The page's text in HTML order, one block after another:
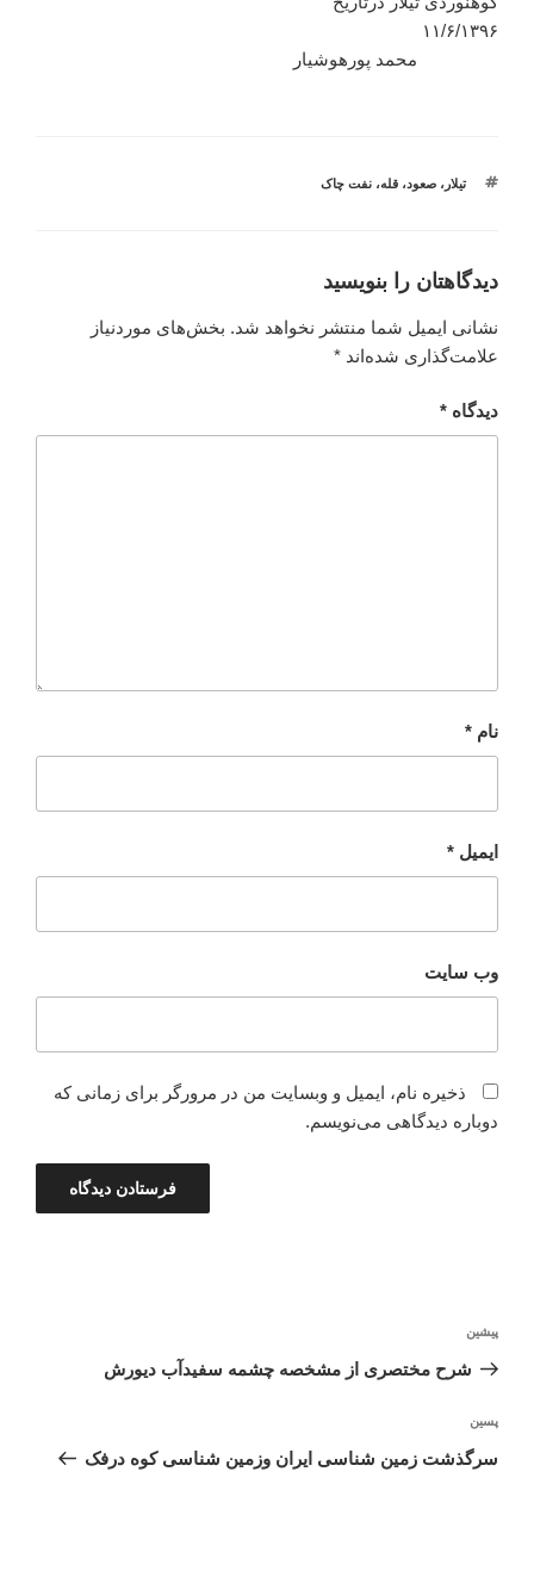
محمد پورهوشیار
برچسب‌ها
تیلار ،صعود،قله،نفت چاک
دیدگاهتان را بنویسید
نشانی ایمیل شما منتشر نخواهد شد. بخش‌های موردنیاز
علامت‌گذاری شده‌اند *
دیدگاه *
نام *
ایمیل *
وب‌ سایت
ذخیره نام، ایمیل و وبسایت من در مرورگر برای زمانی که
دوباره دیدگاهی می‌نویسم.
نوشته
قبلی
پیشین
شرح مختصری از مشخصه چشمه سفیدآب دیورش
نوشته‌ٔ
بعدی
پسین
سرگذشت زمین شناسی ایران وزمین شناسی کوه درفک